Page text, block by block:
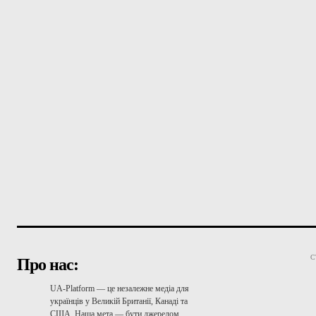
Про нас:
UA-Platform — це незалежне медіа для
українців у Великій Британії, Канаді та
США. Наша мета — бути джерелом